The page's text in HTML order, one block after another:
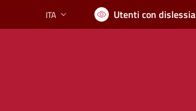
Lingua attiva:
ITA Utenti con dislessia